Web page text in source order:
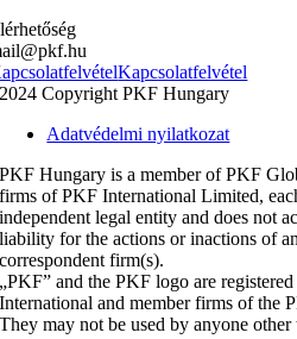
Kapcsolatfelvétel
2024 Copyright PKF Hungary
Adatvédelmi nyilatkozat
PKF Hungary is a member of PKF
firms of PKF International Limited,
independent legal entity and does not
liability for the actions or inactions of
correspondent firm(s).
„PKF” and the PKF logo are
International and member firms of the
They may not be used by anyone